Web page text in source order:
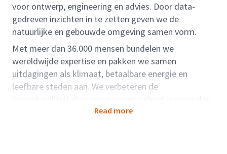
voor ontwerp, engineering en advies. Door data-
gedreven inzichten in te zetten geven we de
natuurlijke en gebouwde omgeving samen vorm.
Met meer dan 36.000 mensen bundelen we
wereldwijde expertise en pakken we samen
uitdagingen als klimaat, betaalbare energie en
leefbare steden aan. We verbeteren de
levenskwaliteit door onze aanwezigheid in meer dan
Read more